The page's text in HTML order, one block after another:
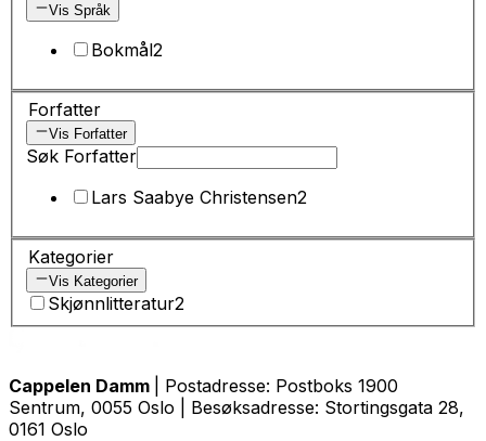
Vis Språk
Bokmål2
Forfatter
Vis Forfatter
Søk Forfatter
Lars Saabye Christensen2
Kategorier
Vis Kategorier
Skjønnlitteratur2
Cappelen Damm
| Postadresse: Postboks 1900
Sentrum, 0055 Oslo | Besøksadresse: Stortingsgata 28,
0161 Oslo